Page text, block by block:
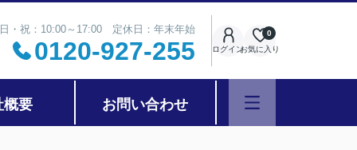
・祝：10:00～17:00 定休日：年末年始
0120-927-255 ログインお気に入り
0
概要 お問い合わせ